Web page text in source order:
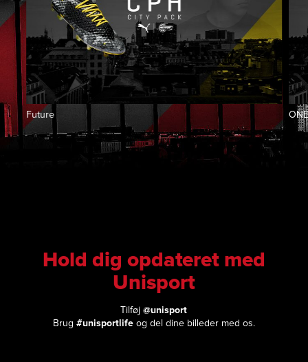
Future ONE
Hold dig opdateret med
Unisport
Tilføj@unisport
Brug #unisportlifeog del dine billeder med os.